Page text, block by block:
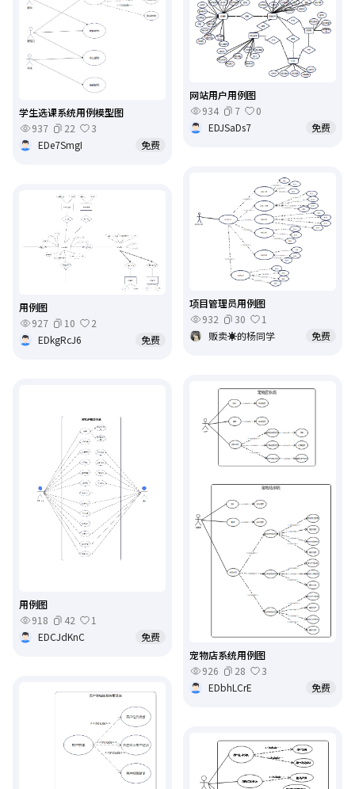
学生选课系统用例模型图
937
22
3
EDe7SmgI
免费
网站用户用例图
934
7
0
EDJSaDs7
免费
项目管理员用例图
932
30
1
贩卖☀️的杨同学
免费
用例图
927
10
2
EDkgRcJ6
免费
宠物店系统用例图
926
28
3
EDbhLCrE
免费
用例图
918
42
1
EDCJdKnC
免费